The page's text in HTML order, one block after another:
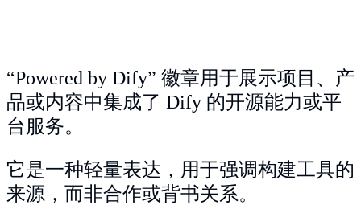
“Powered by Dify” 徽章用于展示项目、产
品或内容中集成了 Dify 的开源能力或平
台服务。
它是一种轻量表达，用于强调构建工具的
来源，而非合作或背书关系。